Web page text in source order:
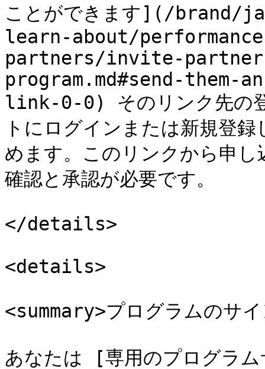
ことができます](/
learn-about/
partners/invite-
program.md#send-
link-0-0) そのリンク先の登
トにログインまたは新規登
めます。このリンクから申
確認と承認が必要です。
</details>
<details>
<summary>プログラムのサ
あなたは [専用のプログラ